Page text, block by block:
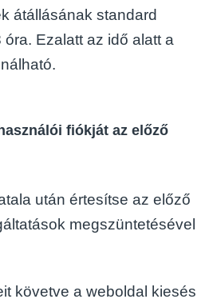
átállásának standard
Ezalatt az idő alatt a
fiókját az előző
után értesítse az előző
megszüntetésével
követve a weboldal kiesés